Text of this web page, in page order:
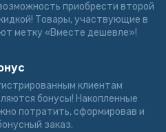
приобрести второй
Товары, участвующие в
метку «Вместе дешевле»!
клиентам
бонусы! Накопленные
потратить, сформировав и
заказ.